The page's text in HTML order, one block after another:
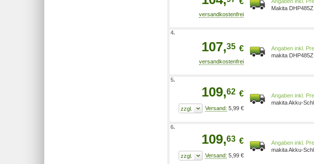
Makita
4.
107,35 €
makita
5.
109,62 €
5,99 €
makita Akku-
6.
109,63 €
5,99 €
makita Akku-